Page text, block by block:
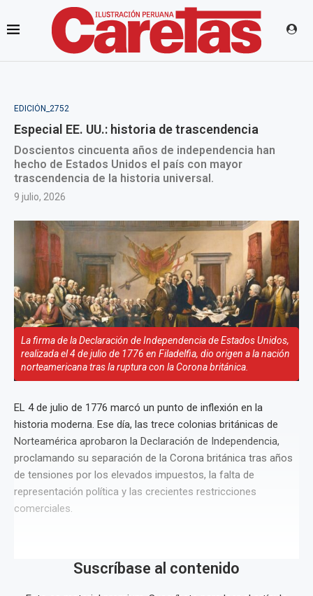
EDICIÓN_2752
Especial EE. UU.: historia de trascendencia
Doscientos cincuenta años de independencia han
hecho de Estados Unidos el país con mayor
trascendencia de la historia universal.
9 julio, 2026
La firma de la Declaración de Independencia de Estados Unidos,
realizada el 4 de julio de 1776 en Filadelfia, dio origen a la nación
norteamericana tras la ruptura con la Corona británica.
EL 4 de julio de 1776 marcó un punto de inflexión en la
historia moderna. Ese día, las trece colonias británicas de
Norteamérica aprobaron la Declaración de Independencia,
proclamando su separación de la Corona británica tras años
de tensiones por los elevados impuestos, la falta de
representación política y las crecientes restricciones
comerciales.
Suscríbase al contenido